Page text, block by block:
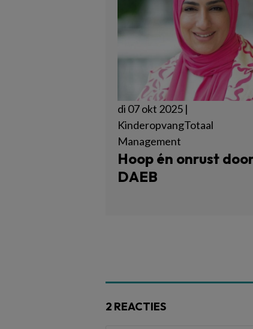
di 07 okt 2025 |
KinderopvangTotaal
Management
Hoop én onrust
DAEB
2 REACTIES